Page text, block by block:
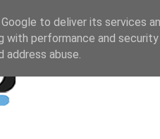
to deliver its services
with performance and
abuse.